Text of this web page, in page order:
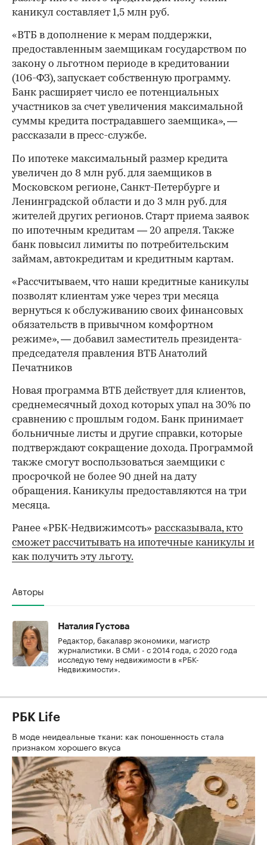
каникул составляет 1,5 млн руб.
«ВТБ в дополнение к мерам поддержки,
предоставленным заемщикам государством по
закону о льготном периоде в кредитовании
(106-ФЗ), запускает собственную программу.
Банк расширяет число ее потенциальных
участников за счет увеличения максимальной
суммы кредита пострадавшего заемщика», —
рассказали в пресс-службе.
По ипотеке максимальный размер кредита
увеличен до 8 млн руб. для заемщиков в
Московском регионе, Санкт-Петербурге и
Ленинградской области и до 3 млн руб. для
жителей других регионов. Старт приема заявок
по ипотечным кредитам — 20 апреля. Также
банк повысил лимиты по потребительским
займам, автокредитам и кредитным картам.
«Рассчитываем, что наши кредитные каникулы
позволят клиентам уже через три месяца
вернуться к обслуживанию своих финансовых
обязательств в привычном комфортном
режиме», — добавил заместитель президента-
председателя правления ВТБ Анатолий
Печатников
Новая программа ВТБ действует для клиентов,
среднемесячный доход которых упал на 30% по
сравнению с прошлым годом. Банк принимает
больничные листы и другие справки, которые
подтверждают сокращение дохода. Программой
также смогут воспользоваться заемщики с
просрочкой не более 90 дней на дату
обращения. Каникулы предоставляются на три
месяца.
Ранее «РБК-Недвижимсоть» рассказывала, кто
сможет рассчитывать на ипотечные каникулы и
как получить эту льготу.
Авторы
Наталия Густова
Редактор, бакалавр экономики, магистр
журналистики. В СМИ - с 2014 года, с 2020 года
исследую тему недвижимости в «РБК-
Недвижимости».
РБК Life
В моде неидеальные ткани: как поношенность стала
признаком хорошего вкуса